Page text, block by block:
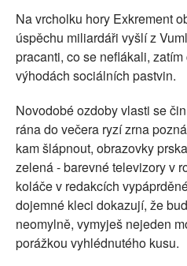
Na vrcholku hory Exkrement
úspěchu miliardáři vyšlí z
pracanti, co se neflákali,
výhodách sociálních pastvin.
Novodobé ozdoby vlasti se
rána do večera ryzí zrna
kam šlápnout, obrazovky
zelená - barevné televizory v
koláče v redakcích
dojemné kleci dokazují, že
neomylně, vymyješ nejeden
porážkou vyhlédnutého kusu.